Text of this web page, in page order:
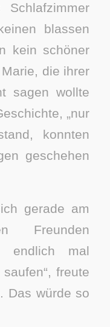
blassen
kein schöner
die ihrer
sagen wollte
„nur
konnten
geschehen
gerade am
Freunden
endlich mal
freute
Das würde so